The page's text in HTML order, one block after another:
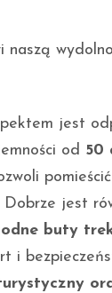
naszą
jest
od 50
Dobrze jest
buty
i